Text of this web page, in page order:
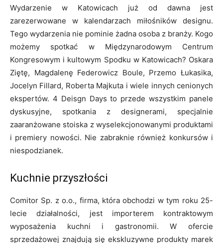
Wydarzenie w Katowicach już od dawna jest
zarezerwowane w kalendarzach miłośników designu.
Tego wydarzenia nie pominie żadna osoba z branży. Kogo
możemy spotkać w Międzynarodowym Centrum
Kongresowym i kultowym Spodku w Katowicach? Oskara
Ziętę, Magdalenę Federowicz Boule, Przemo Łukasika,
Jocelyn Fillard, Roberta Majkuta i wiele innych cenionych
ekspertów. 4 Deisgn Days to przede wszystkim panele
dyskusyjne, spotkania z designerami, specjalnie
zaaranżowane stoiska z wyselekcjonowanymi produktami
i premiery nowości. Nie zabraknie również konkursów i
niespodzianek.
Kuchnie przyszłości
Comitor Sp. z o.o., firma, która obchodzi w tym roku 25-
lecie działalności, jest importerem kontraktowym
wyposażenia kuchni i gastronomii. W ofercie
sprzedażowej znajdują się ekskluzywne produkty marek